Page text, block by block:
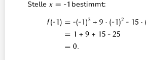
Stelle
bestimmt: